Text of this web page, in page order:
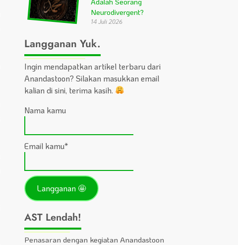
Neurodivergent?
14 Juli 2026
Langganan Yuk.
Ingin mendapatkan artikel terbaru dari
Anandastoon? Silakan masukkan email
kalian di sini, terima kasih.
Nama kamu
Email kamu*
AST Lendah!
Penasaran dengan kegiatan Anandastoon